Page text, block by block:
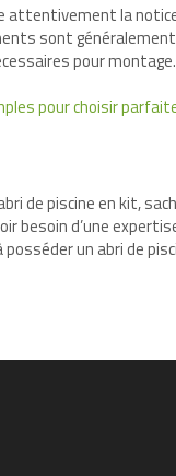
attentivement la
sont
pour montage.
pour choisir
de piscine en kit,
besoin d’une
un abri de